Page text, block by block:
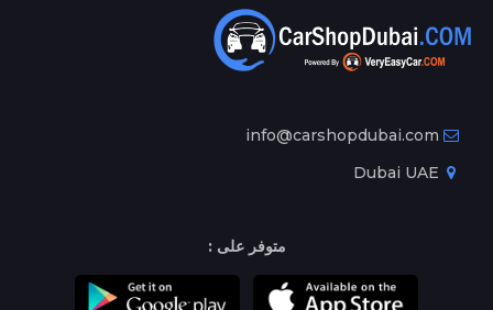
info@carshopdubai.com
متوفر على :